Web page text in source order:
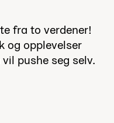
fra to verdener!
og opplevelser
pushe seg selv.